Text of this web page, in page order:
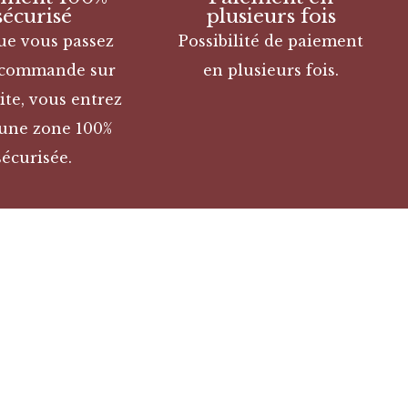
vous passez
sur
vous entrez
zone 100%
plusieurs fois
Possibilité de paiement
en plusieurs fois.